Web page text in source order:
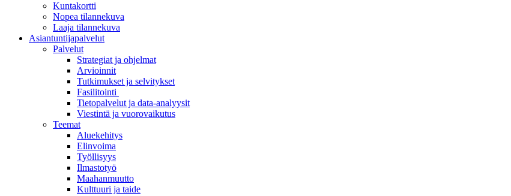
Kuntakortti
Nopea tilannekuva
Laaja tilannekuva
Asiantuntijapalvelut
Palvelut
Strategiat ja ohjelmat
Arvioinnit
Tutkimukset ja selvitykset
Fasilitointi
Tietopalvelut ja data-analyysit
Viestintä ja vuorovaikutus
Teemat
Aluekehitys
Elinvoima
Työllisyys
Ilmastotyö
Maahanmuutto
Kulttuuri ja taide